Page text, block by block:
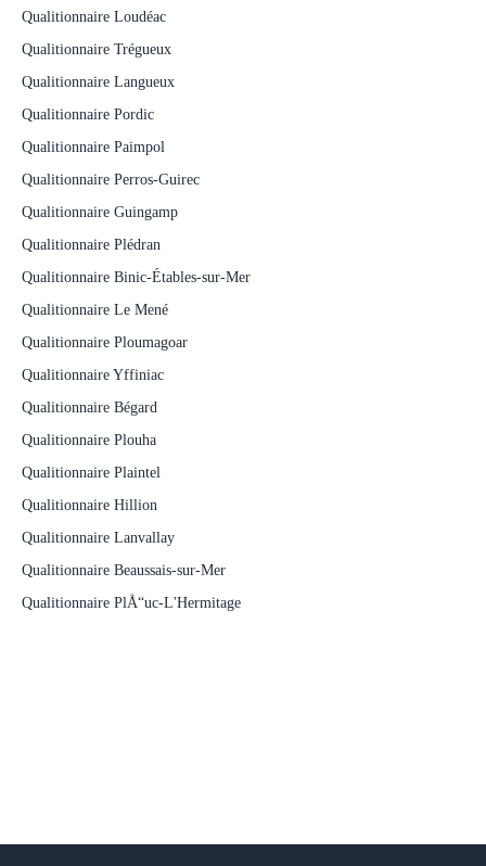
Qualitionnaire Loudéac
Qualitionnaire Trégueux
Qualitionnaire Langueux
Qualitionnaire Pordic
Qualitionnaire Paimpol
Qualitionnaire Perros-Guirec
Qualitionnaire Guingamp
Qualitionnaire Plédran
Qualitionnaire Binic-Étables-sur-Mer
Qualitionnaire Le Mené
Qualitionnaire Ploumagoar
Qualitionnaire Yffiniac
Qualitionnaire Bégard
Qualitionnaire Plouha
Qualitionnaire Plaintel
Qualitionnaire Hillion
Qualitionnaire Lanvallay
Qualitionnaire Beaussais-sur-Mer
Qualitionnaire PlÅ“uc-L'Hermitage